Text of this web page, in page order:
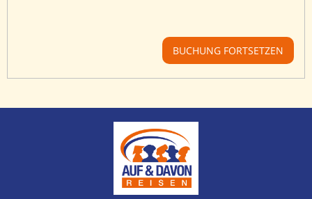
BUCHUNG FORTSETZEN